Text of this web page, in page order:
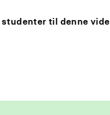
studenter til denne